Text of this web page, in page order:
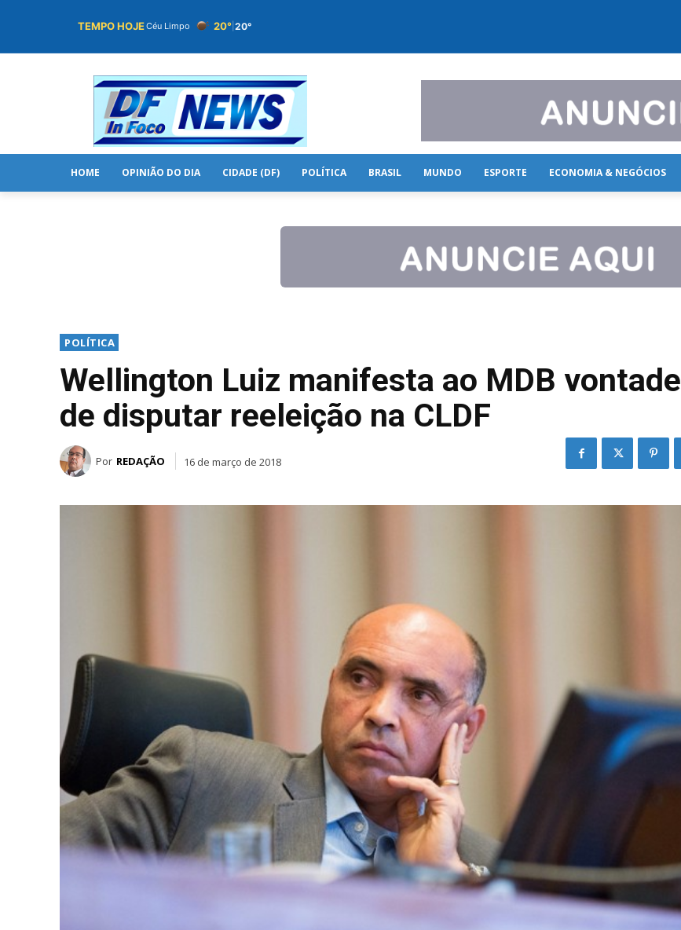
TEMPO HOJECéu Limpo 20° 20°
HOME OPINIÃO DO DIA CIDADE (DF) POLÍTICA BRASIL MUNDO ESPORTE ECONOMIA & NEGÓCIOS
POLÍTICA
Wellington Luiz manifesta ao MDB vontade
de disputar reeleição na CLDF
Por REDAÇÃO 16 de março de 2018